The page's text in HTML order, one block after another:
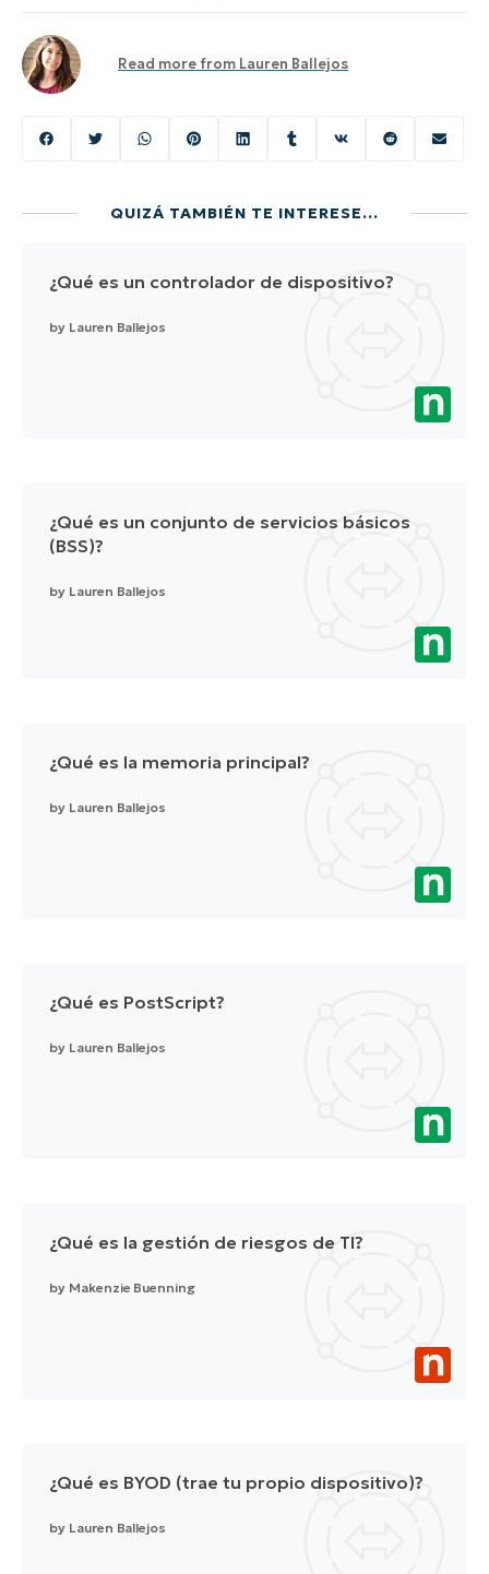
Read more from Lauren Ballejos
QUIZÁ TAMBIÉN TE INTERESE...
¿Qué es un controlador de dispositivo?
by Lauren Ballejos
¿Qué es un conjunto de servicios básicos
(BSS)?
by Lauren Ballejos
¿Qué es la memoria principal?
by Lauren Ballejos
¿Qué es PostScript?
by Lauren Ballejos
¿Qué es la gestión de riesgos de TI?
by Makenzie Buenning
¿Qué es BYOD (trae tu propio dispositivo)?
by Lauren Ballejos